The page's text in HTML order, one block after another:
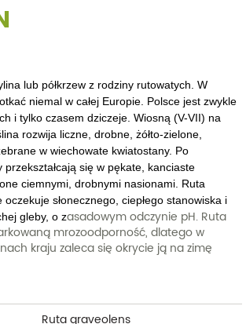
lub półkrzew z rodziny rutowatych. W
niemal w całej Europie. Polsce jest zwykle
i tylko czasem dziczeje. Wiosną (V-VII) na
rozwija liczne, drobne, żółto-zielone,
w wiechowate kwiatostany. Po
przekształcają się w pękate, kanciaste
ciemnymi, drobnymi nasionami. Ruta
słonecznego, ciepłego stanowiska i
gleby, o zasadowym odczynie pH. Ruta
mrozoodporność, dlatego w
kraju zaleca się okrycie ją na zimę
Ruta graveolens